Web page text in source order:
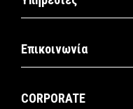
Επικοινωνία
CORPORATE